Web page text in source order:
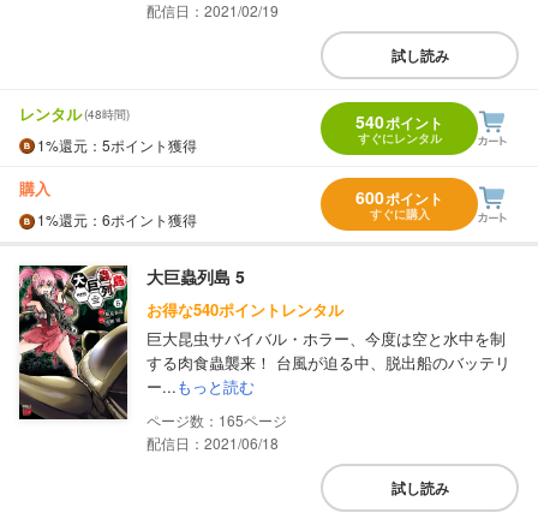
配信日：2021/02/19
試し読み
レンタル(48時間)
1%還元 ：5ポイント獲得
540ポイント
すぐにレンタル
購入
1%還元 ：6ポイント獲得
600ポイント
すぐに購入
大巨蟲列島 5
お得な540ポイントレンタル
巨大昆虫サバイバル・ホラー、今度は空と水中を制
する肉食蟲襲来！ 台風が迫る中、脱出船のバッテリ
ー...もっと読む
165
配信日：2021/06/18
試し読み